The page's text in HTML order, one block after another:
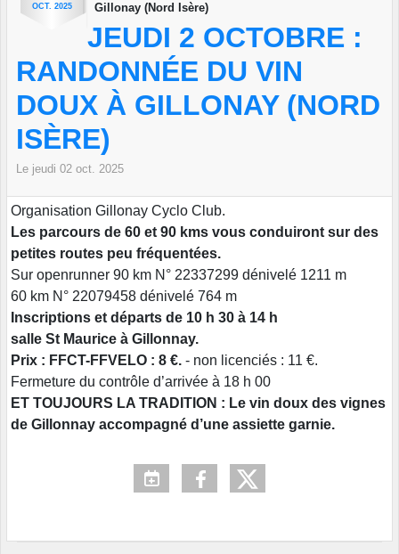
OCT. 2025
Gillonay (Nord Isère)
JEUDI 2 OCTOBRE :
RANDONNÉE DU VIN
DOUX À GILLONAY (NORD
ISÈRE)
Le jeudi 02 oct. 2025
Organisation Gillonay Cyclo Club.
Les parcours de 60 et 90 kms vous conduiront sur des
petites routes peu fréquentées.
Sur openrunner 90 km N° 22337299 dénivelé 1211 m
60 km N° 22079458 dénivelé 764 m
Inscriptions et départs de 10 h 30 à 14 h
salle St Maurice à Gillonnay.
Prix : FFCT-FFVELO : 8 €. - non licenciés : 11 €.
Fermeture du contrôle d’arrivée à 18 h 00
ET TOUJOURS LA TRADITION : Le vin doux des vignes
de Gillonnay accompagné d’une assiette garnie.